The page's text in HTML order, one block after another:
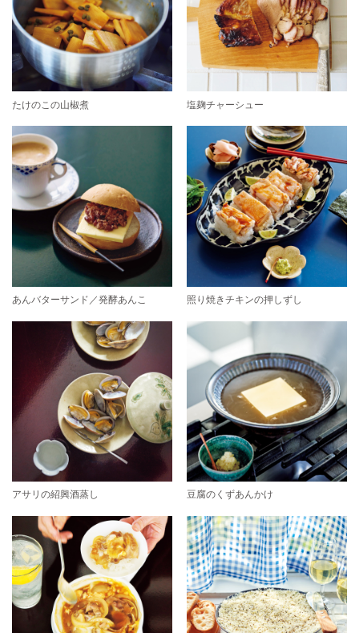
たけのこの山椒煮 塩麹チャーシュー
あんバターサンド／発酵あんこ 照り焼きチキンの押しずし
アサリの紹興酒蒸し 豆腐のくずあんかけ